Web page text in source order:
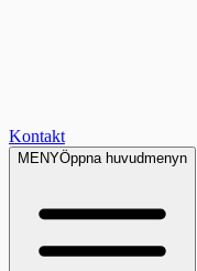
Kontakt
MENYÖppna huvudmenyn